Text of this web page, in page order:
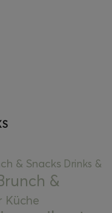
& Snacks Drinks &
&
Küche